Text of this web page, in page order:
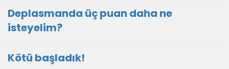
Deplasmanda üç puan daha ne
isteyelim?
Kötü başladık!